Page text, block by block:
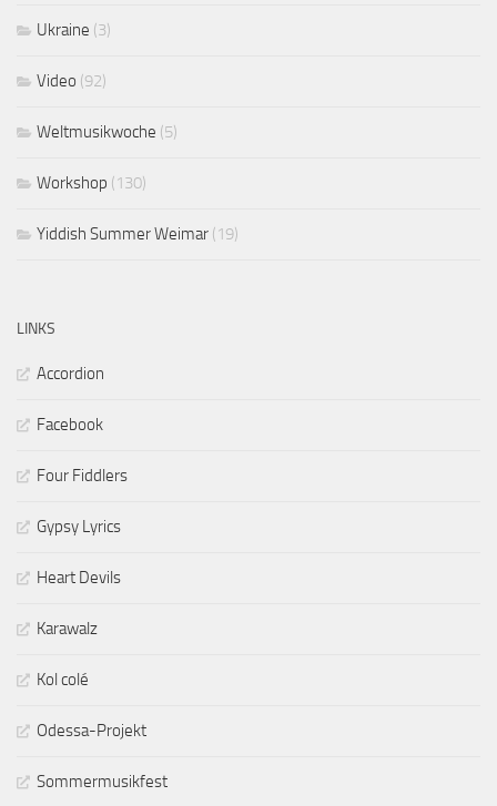
Ukraine (3)
Video (92)
Weltmusikwoche (5)
Workshop (130)
Yiddish Summer Weimar (19)
LINKS
Accordion
Facebook
Four Fiddlers
Gypsy Lyrics
Heart Devils
Karawalz
Kol colé
Odessa-Projekt
Sommermusikfest